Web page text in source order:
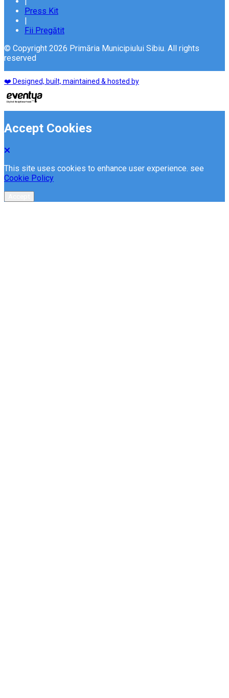
Press Kit
|
Fii Pregătit
© Copyright 2026 Primăria Municipiului Sibiu. All rights
reserved
❤️ Designed, built, maintained & hosted by
Accept Cookies
This site uses cookies to enhance user experience. see
Cookie Policy